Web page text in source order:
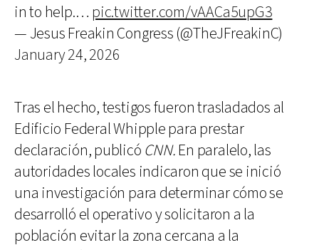
in to help.… pic.twitter.com/vAACa5upG3
— Jesus Freakin Congress (@TheJFreakinC)
January 24, 2026
Tras el hecho, testigos fueron trasladados al
Edificio Federal Whipple para prestar
declaración, publicó CNN.En paralelo, las
autoridades locales indicaron que se inició
una investigación para determinar cómo se
desarrolló el operativo y solicitaron a la
población evitar la zona cercana a la